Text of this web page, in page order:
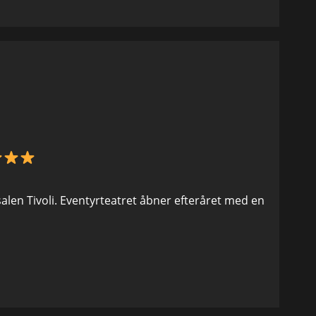
Tivoli. Eventyrteatret åbner efteråret med en